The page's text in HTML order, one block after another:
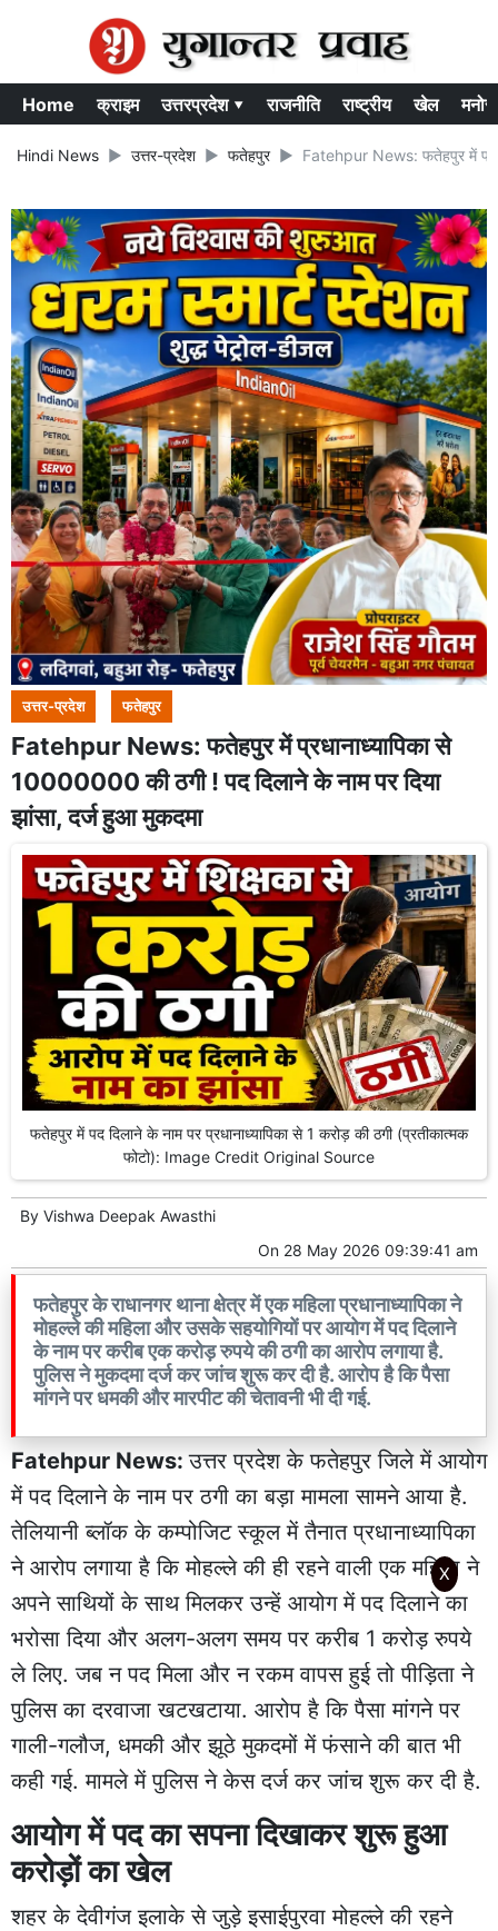
Home क्राइम उत्तरप्रदेश ▾ राजनीति राष्ट्रीय खेल
Hindi News उत्तर-प्रदेश फतेहपुर Fatehpur News: फतेहपुर में
उत्तर-प्रदेश फतेहपुर
Fatehpur News: फतेहपुर में प्रधानाध्यापिका से
10000000 की ठगी ! पद दिलाने के नाम पर दिया
झांसा, दर्ज हुआ मुकदमा
फतेहपुर में पद दिलाने के नाम पर प्रधानाध्यापिका से 1 करोड़ की ठगी (प्रतीकात्मक
फोटो): Image Credit Original Source
By Vishwa Deepak Awasthi
On 28 May 2026 09:39:41 am
फतेहपुर के राधानगर थाना क्षेत्र में एक महिला प्रधानाध्यापिका ने
मोहल्ले की महिला और उसके सहयोगियों पर आयोग में पद दिलाने
के नाम पर करीब एक करोड़ रुपये की ठगी का आरोप लगाया है.
पुलिस ने मुकदमा दर्ज कर जांच शुरू कर दी है. आरोप है कि पैसा
मांगने पर धमकी और मारपीट की चेतावनी भी दी गई.
Fatehpur News:उत्तर प्रदेश के फतेहपुर जिले में आयोग
में पद दिलाने के नाम पर ठगी का बड़ा मामला सामने आया है.
तेलियानी ब्लॉक के कम्पोजिट स्कूल में तैनात प्रधानाध्यापिका
ने आरोप लगाया है कि मोहल्ले की ही रहने वाली एक महिला ने
अपने साथियों के साथ मिलकर उन्हें आयोग में पद दिलाने का
भरोसा दिया और अलग-अलग समय पर करीब 1 करोड़ रुपये
ले लिए. जब न पद मिला और न रकम वापस हुई तो पीड़िता ने
पुलिस का दरवाजा खटखटाया. आरोप है कि पैसा मांगने पर
गाली-गलौज, धमकी और झूठे मुकदमों में फंसाने की बात भी
कही गई. मामले में पुलिस ने केस दर्ज कर जांच शुरू कर दी है.
आयोग में पद का सपना दिखाकर शुरू हुआ
करोड़ों का खेल
शहर के देवीगंज इलाके से जुड़े इसाईपुरवा मोहल्ले की रहने
X